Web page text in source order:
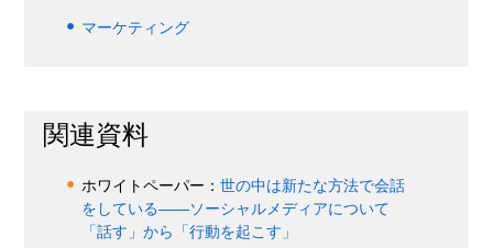
マーケティング
関連資料
ホワイトペーパー：世の中は新たな方法で会話
をしている――ソーシャルメディアについて
「話す」から「行動を起こす」